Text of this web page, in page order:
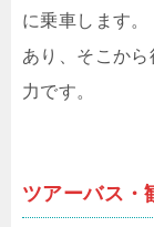
に乗車します
あり、そこか
力です。
ツアーバス・